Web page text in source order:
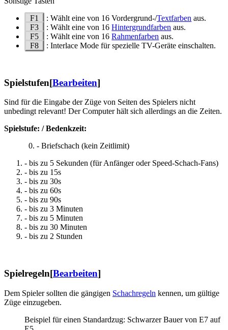
F1
: Wählt eine von 16 Vordergrund-/Textfarben aus.
F3
: Wählt eine von 16Hintergrundfarben aus.
F5
: Wählt eine von 16Rahmenfarben aus.
F8
: Interlace Mode für spezielle TV-Geräte einschalten.
Spielstufen[Bearbeiten]
Sind für die Eingabe der Züge von Seiten des Spielers nicht
unbedingt relevant! Der Computer hält sich allerdings an die Zeiten.
Spielstufe: / Bedenkzeit:
0. - Briefschach (kein Zeitlimit)
- bis zu 5 Sekunden (für Anfänger oder Speed-Schach-Fans)
- bis zu 15s
- bis zu 30s
- bis zu 60s
- bis zu 90s
- bis zu 3 Minuten
- bis zu 5 Minuten
- bis zu 30 Minuten
- bis zu 2 Stunden
Spielregeln[Bearbeiten]
Dem Spieler sollten die gängigen Schachregeln kennen, um gültige
Züge einzugeben.
Beispiel für einen Standardzug: Schwarzer Bauer von E7 auf